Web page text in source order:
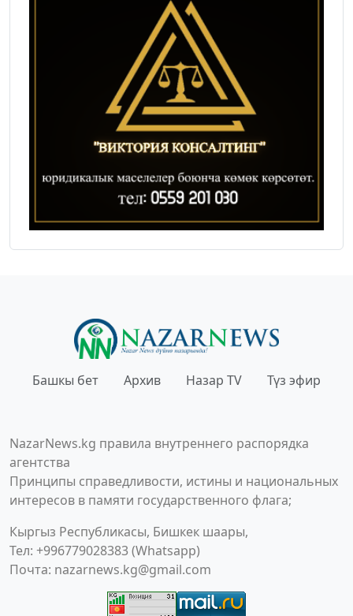
Башкы бет Архив Назар TV Түз эфир
NazarNews.kg правила внутреннего распорядка
агентства
Принципы справедливости, истины и национальных
интересов в памяти государственного флага;
Кыргыз Республикасы, Бишкек шаары,
Тел: +996779028383 (Whatsapp)
Почта: nazarnews.kg@gmail.com